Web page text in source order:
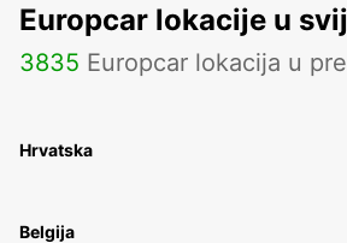
Europcar lokacije u
3835 Europcar lokacija u
Hrvatska
Belgija